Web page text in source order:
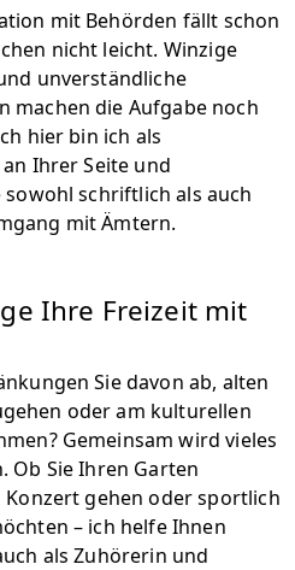
mit Behörden fällt schon
nicht leicht. Winzige
unverständliche
machen die Aufgabe noch
hier bin ich als
Ihrer Seite und
schriftlich als auch
mit Ämtern.
Ihre Freizeit mit
Sie davon ab, alten
oder am kulturellen
Gemeinsam wird vieles
Ob Sie Ihren Garten
Konzert gehen oder sportlich
– ich helfe Ihnen
als Zuhörerin und